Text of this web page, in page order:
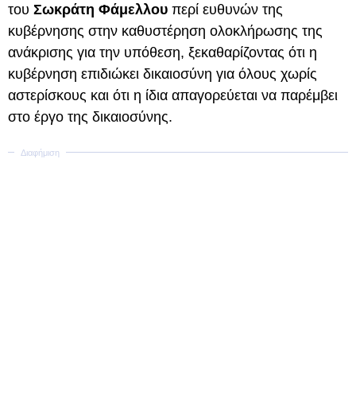
του Σωκράτη Φάμελλου περί ευθυνών της
κυβέρνησης στην καθυστέρηση ολοκλήρωσης της
ανάκρισης για την υπόθεση, ξεκαθαρίζοντας ότι η
κυβέρνηση επιδιώκει δικαιοσύνη για όλους χωρίς
αστερίσκους και ότι η ίδια απαγορεύεται να παρέμβει
στο έργο της δικαιοσύνης.